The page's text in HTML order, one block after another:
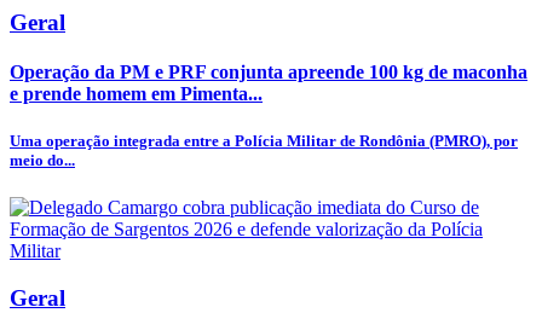
Geral
Operação da PM e PRF conjunta apreende 100 kg de maconha
e prende homem em Pimenta...
Uma operação integrada entre a Polícia Militar de Rondônia (PMRO), por
meio do...
Geral